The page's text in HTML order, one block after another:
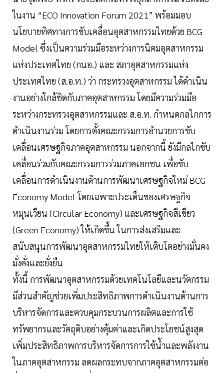
ในงาน “ECO Innovation Forum 2021” พร้อมมอบ
นโยบายทิศทางการขับเคลื่อนอุตสาหกรรมไทยด้วย BCG
Model ซึ่งเป็นความร่วมมือระหว่างการนิคมอุตสาหกรรม
แห่งประเทศไทย (กนอ.) และ สภาอุตสาหกรรมแห่ง
ประเทศไทย (ส.อ.ท.) ว่า กระทรวงอุตสาหกรรม ได้ดำเนิน
งานอย่างใกล้ชิดกับภาคอุตสาหกรรม โดยมีความร่วมมือ
ระหว่างกระทรวงอุตสาหกรรมและ ส.อ.ท. กำหนดกลไกการ
ดำเนินงานร่วม โดยการตั้งคณะกรรมการอำนวยการขับ
เคลื่อนเศรษฐกิจภาคอุตสาหกรรม นอกจากนี้ ยังมีกลไกขับ
เคลื่อนร่วมกับคณะกรรมการร่วมภาคเอกชน เพื่อขับ
เคลื่อนการดำเนินงานด้านการพัฒนาเศรษฐกิจใหม่ BCG
Economy Model โดยเฉพาะประเด็นของเศรษฐกิจ
หมุนเวียน (Circular Economy) และเศรษฐกิจสีเขียว
(Green Economy) ให้เกิดขึ้น ในการส่งเสริมและ
สนับสนุนการพัฒนาอุตสาหกรรมไทยให้เติบโตอย่างมั่นคง
มั่งคั่งและยั่งยืน
ทั้งนี้ การพัฒนาอุตสาหกรรมด้วยเทคโนโลยีและนวัตกรรม
มีส่วนสำคัญช่วยเพิ่มประสิทธิภาพการดำเนินงานด้านการ
บริหารจัดการและควบคุมกระบวนการผลิตและการใช้
ทรัพยากรและวัตถุดิบอย่างคุ้มค่าและเกิดประโยชน์สูงสุด
เพิ่มประสิทธิภาพการบริหารจัดการการใช้น้ำและพลังงาน
ในภาคอุตสาหกรรม ลดผลกระทบจากภาคอุตสาหกรรมต่อ